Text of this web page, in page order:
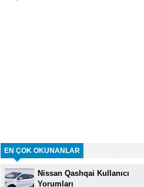
EN ÇOK OKUNANLAR
Nissan Qashqai Kullanıcı
Yorumları